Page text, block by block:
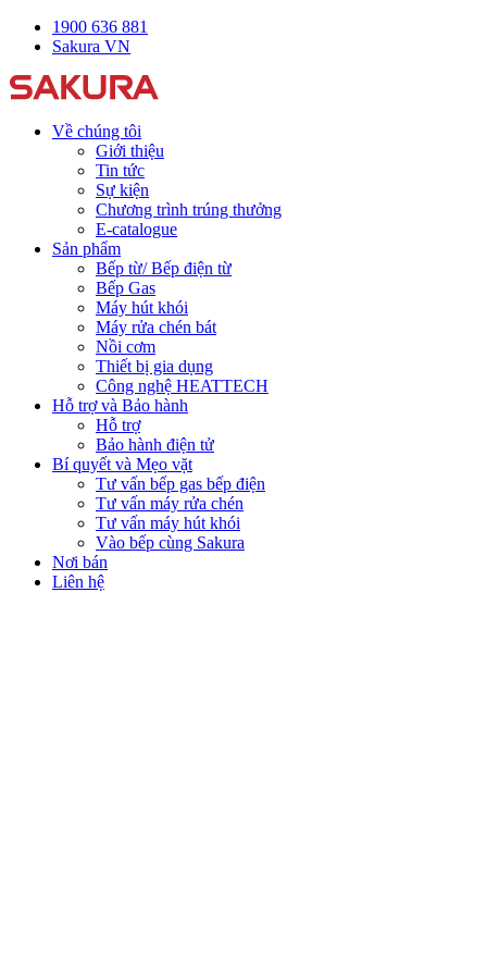
1900 636 881
Sakura VN
Về chúng tôi
Giới thiệu
Tin tức
Sự kiện
Chương trình trúng thưởng
E-catalogue
Sản phẩm
Bếp từ/ Bếp điện từ
Bếp Gas
Máy hút khói
Máy rửa chén bát
Nồi cơm
Thiết bị gia dụng
Công nghệ HEATTECH
Hỗ trợ và Bảo hành
Hỗ trợ
Bảo hành điện tử
Bí quyết và Mẹo vặt
Tư vấn bếp gas bếp điện
Tư vấn máy rửa chén
Tư vấn máy hút khói
Vào bếp cùng Sakura
Nơi bán
Liên hệ